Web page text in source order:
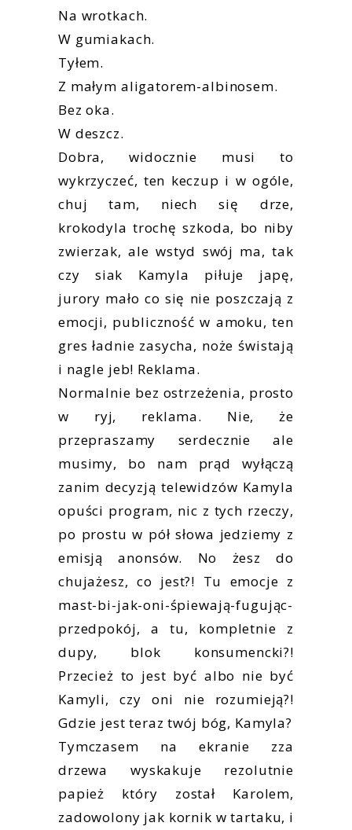
Na wrotkach.
W gumiakach.
Tyłem.
Z małym aligatorem-albinosem.
Bez oka.
W deszcz.
Dobra, widocznie musi to
wykrzyczeć, ten keczup i w ogóle,
chuj tam, niech się drze,
krokodyla trochę szkoda, bo niby
zwierzak, ale wstyd swój ma, tak
czy siak Kamyla piłuje japę,
jurory mało co się nie poszczają z
emocji, publiczność w amoku, ten
gres ładnie zasycha, noże świstają
i nagle jeb! Reklama.
Normalnie bez ostrzeżenia, prosto
w ryj, reklama. Nie, że
przepraszamy serdecznie ale
musimy, bo nam prąd wyłączą
zanim decyzją telewidzów Kamyla
opuści program, nic z tych rzeczy,
po prostu w pół słowa jedziemy z
emisją anonsów. No żesz do
chujażesz, co jest?! Tu emocje z
mast-bi-jak-oni-śpiewają-fugując-
przedpokój, a tu, kompletnie z
dupy, blok konsumencki?!
Przecież to jest być albo nie być
Kamyli, czy oni nie rozumieją?!
Gdzie jest teraz twój bóg, Kamyla?
Tymczasem na ekranie zza
drzewa wyskakuje rezolutnie
papież który został Karolem,
zadowolony jak kornik w tartaku, i